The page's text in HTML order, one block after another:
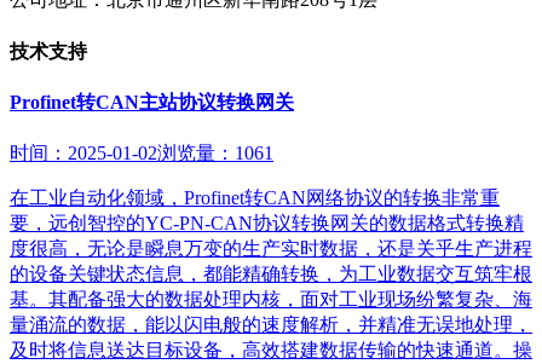
技术支持
Profinet转CAN主站协议转换网关
时间：2025-01-02浏览量：1061
在工业自动化领域，Profinet转CAN网络协议的转换非常重
要，远创智控的YC-PN-CAN协议转换网关的数据格式转换精
度很高，无论是瞬息万变的生产实时数据，还是关乎生产进程
的设备关键状态信息，都能精确转换，为工业数据交互筑牢根
基。其配备强大的数据处理内核，面对工业现场纷繁复杂、海
量涌流的数据，能以闪电般的速度解析，并精准无误地处理，
及时将信息送达目标设备，高效搭建数据传输的快速通道。操